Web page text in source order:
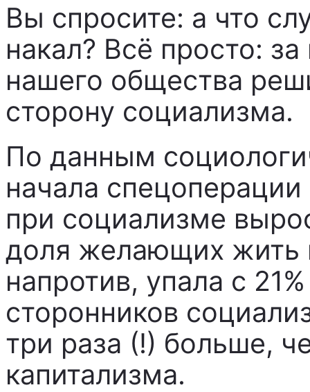
Вы спросите: а что
накал? Всё просто:
нашего общества
сторону социализма.
По данным
начала
при социализме
доля желающих жить
напротив, упала с
сторонников
три раза (!) больше,
капитализма.